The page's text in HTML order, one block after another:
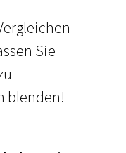
Sie
blenden!